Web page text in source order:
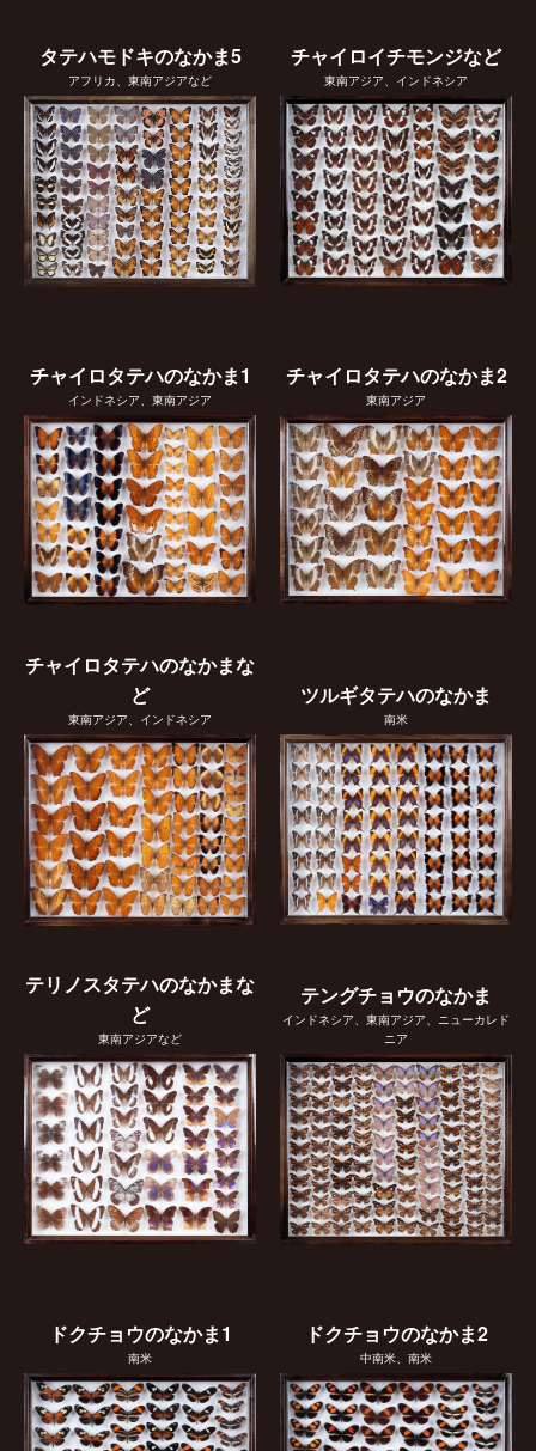
タテハモドキのなかま5
アフリカ、東南アジアなど
チャイロイチモンジなど
東南アジア、インドネシア
チャイロタテハのなかま1
インドネシア、東南アジア
チャイロタテハのなかま2
東南アジア
チャイロタテハのなかまな
ど
東南アジア、インドネシア
ツルギタテハのなかま
南米
テリノスタテハのなかまな
ど
東南アジアなど
テングチョウのなかま
インドネシア、東南アジア、ニューカレド
ニア
ドクチョウのなかま1
南米
ドクチョウのなかま2
中南米、南米